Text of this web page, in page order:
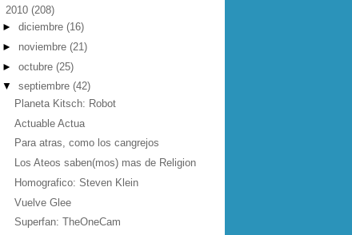
2010 (208)
► diciembre (16)
► noviembre (21)
► octubre (25)
▼ septiembre (42)
Planeta Kitsch: Robot
Actuable Actua
Para atras, como los cangrejos
Los Ateos saben(mos) mas de Religion
Homografico: Steven Klein
Vuelve Glee
Superfan: TheOneCam